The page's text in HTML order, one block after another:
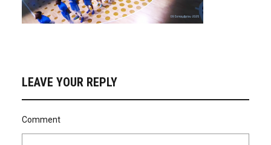
LEAVE YOUR REPLY
Comment